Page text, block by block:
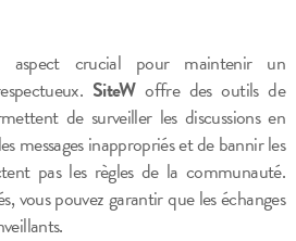
crucial pour maintenir un
SiteWoffre des outils de
de surveiller les discussions en
messages inappropriés et de bannir les
pas les règles de la communauté.
vous pouvez garantir que les échanges